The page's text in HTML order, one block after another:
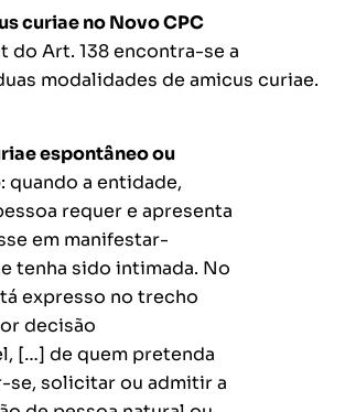
curiae no Novo CPC
do Art. 138 encontra-se a
modalidades de amicus curiae.
espontâneo ou
: quando a entidade,
requer e apresenta
em manifestar-
tenha sido intimada. No
expresso no trecho
decisão
[…] de quem pretenda
se, solicitar ou admitir a